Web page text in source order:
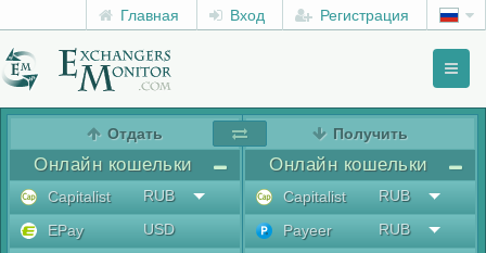
Главная Вход Регистрация
Отдать
Онлайн кошельки
Capitalist
RUB
EPay
USD
Получить
Онлайн кошельки
Capitalist
RUB
Payeer
RUB